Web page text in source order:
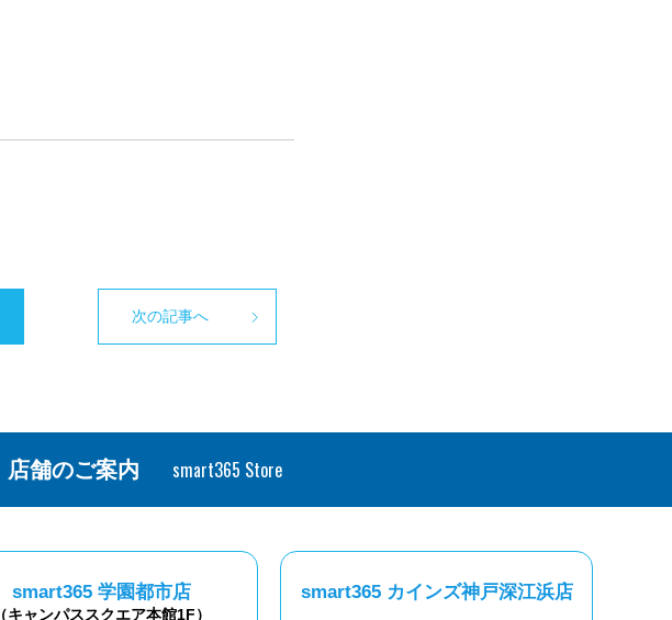
次の記事へ
店舗のご案内 smart365 Store
smart365 学園都市店
（キャンパススクエア本館1F）
smart365 カインズ神戸深江浜店